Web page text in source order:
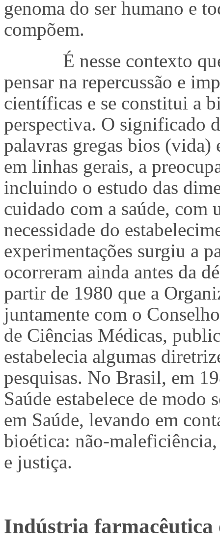
genoma do ser humano e
compõem.
É nesse contexto
pensar na repercussão e
científicas e se constitui a
perspectiva. O significado
palavras gregas bios (vida)
em linhas gerais, a
incluindo o estudo das
cuidado com a saúde,
necessidade do
experimentações surgiu a
ocorreram ainda antes da
partir de 1980 que a
juntamente com o
de Ciências Médicas,
estabelecia algumas
pesquisas. No Brasil, em
Saúde estabelece de modo
em Saúde, levando em
bioética: não-
e justiça.
Indústria farmacêutica